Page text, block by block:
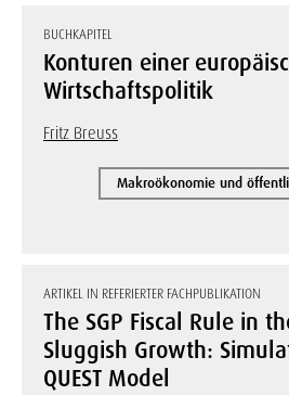
BUCHKAPITEL
Konturen einer
Wirtschaftspolitik
Fritz Breuss
Makroökonomie und
ARTIKEL IN REFERIERTER FACHPUBLIKATION
The SGP Fiscal Rule in
Sluggish Growth:
QUEST Model